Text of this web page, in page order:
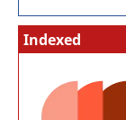
Indexed